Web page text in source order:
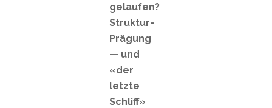
gelaufen?
Struktur-
Prägung
— und
«der
letzte
Schliff»